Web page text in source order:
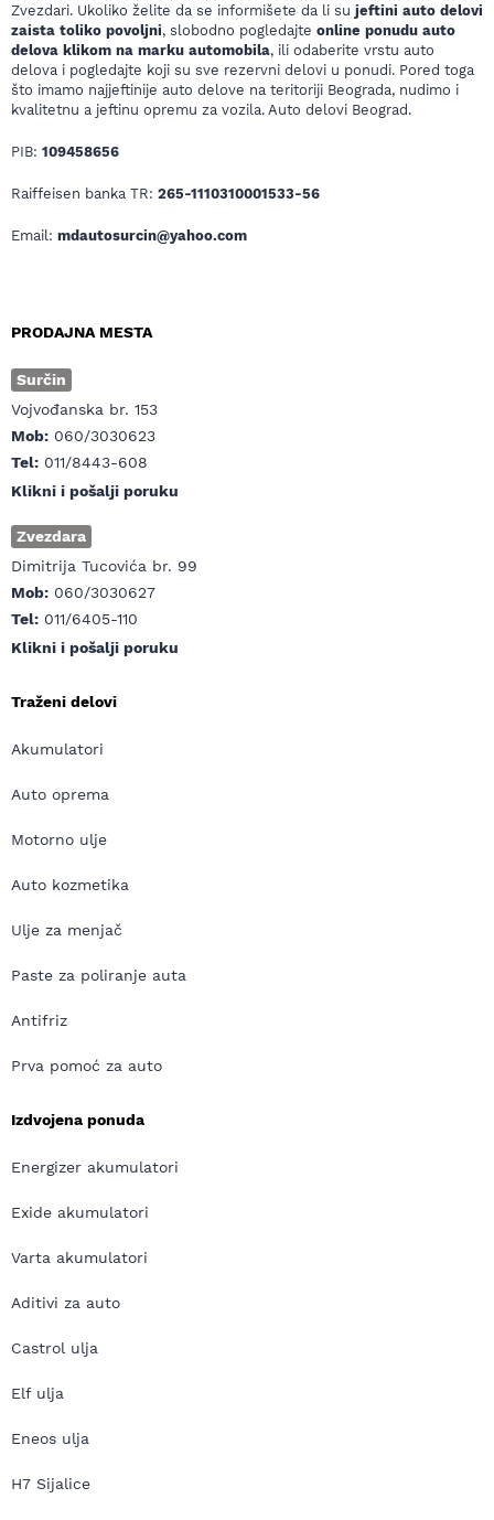
Zvezdari. Ukoliko želite da se informišete da li su jeftini auto delovi
zaista toliko povoljni, slobodno pogledajte online ponudu auto
delova klikom na marku automobila, ili odaberite vrstu auto
delova i pogledajte koji su sve rezervni delovi u ponudi. Pored toga
što imamo najjeftinije auto delove na teritoriji Beograda, nudimo i
kvalitetnu a jeftinu opremu za vozila. Auto delovi Beograd.
PIB: 109458656
Raiffeisen banka TR: 265-1110310001533-56
Email: mdautosurcin@yahoo.com
PRODAJNA MESTA
Surčin
Vojvođanska br. 153
Mob: 060/3030623
Tel: 011/8443-608
Klikni i pošalji poruku
Zvezdara
Dimitrija Tucovića br. 99
Mob: 060/3030627
Tel: 011/6405-110
Klikni i pošalji poruku
Traženi delovi
Akumulatori
Auto oprema
Motorno ulje
Auto kozmetika
Ulje za menjač
Paste za poliranje auta
Antifriz
Prva pomoć za auto
Izdvojena ponuda
Energizer akumulatori
Exide akumulatori
Varta akumulatori
Aditivi za auto
Castrol ulja
Elf ulja
Eneos ulja
H7 Sijalice